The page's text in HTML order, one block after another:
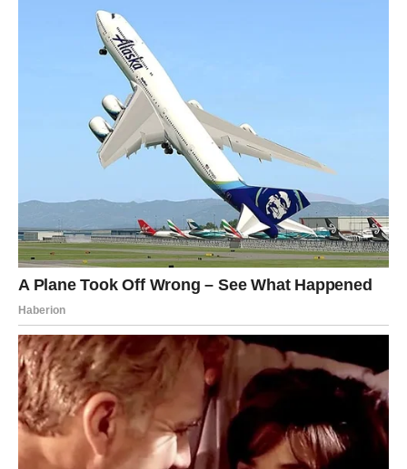
ali ovog puta emocije preuzimaju.
Zbog toga možeš napraviti pogrešan potez – i to baš onda
kada misliš da postupaš mudro.
U čemu je problem?
Jarac je sada pod energijom koja budi:
stare strahove,
staru nesigurnost,
stare razočaranje.
Zbog toga možeš pomisliti da je vreme da:
prekineš vezu jer ti deluje „hladno“,